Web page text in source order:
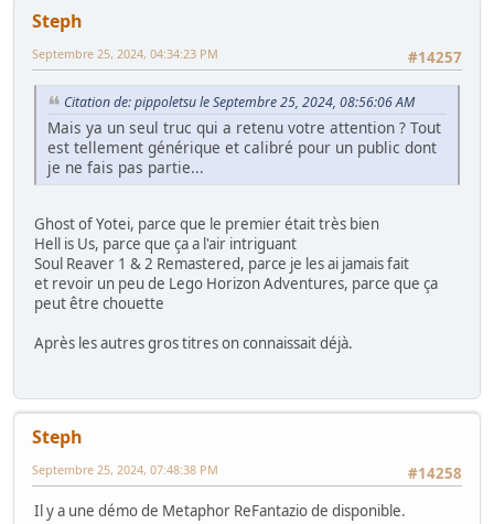
Steph
#14257
Septembre 25, 2024, 04:34:23 PM
Citation de: pippoletsu le Septembre 25, 2024, 08:56:06 AM
Mais ya un seul truc qui a retenu votre attention ? Tout
est tellement générique et calibré pour un public dont
je ne fais pas partie...
Ghost of Yotei, parce que le premier était très bien
Hell is Us, parce que ça a l'air intriguant
Soul Reaver 1 & 2 Remastered, parce je les ai jamais fait
et revoir un peu de Lego Horizon Adventures, parce que ça
peut être chouette
Après les autres gros titres on connaissait déjà.
Steph
#14258
Septembre 25, 2024, 07:48:38 PM
Il y a une démo de Metaphor ReFantazio de disponible.